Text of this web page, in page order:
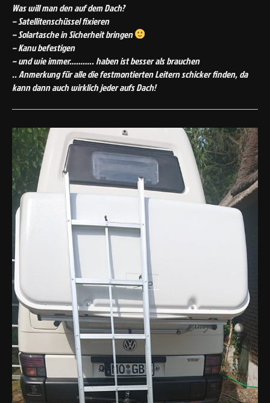
Was will man den auf dem Dach?
– Satellitenschüssel fixieren
– Solartasche in Sicherheit bringen
– Kanu befestigen
– und wie immer……….. haben ist besser als brauchen
.. Anmerkung für alle die festmontierten Leitern schicker finden, da
kann dann auch wirklich jeder aufs Dach!